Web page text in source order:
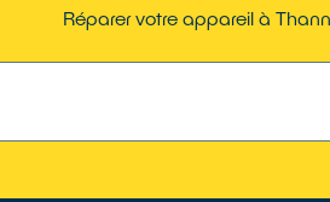
Réparer votre appareil à